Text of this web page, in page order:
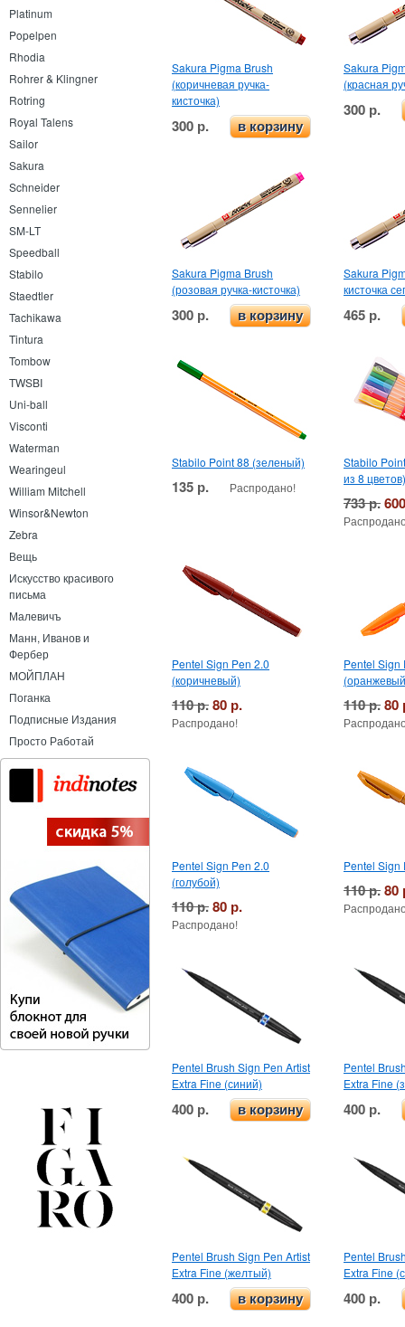
Platinum
Popelpen
Rhodia
Rohrer & Klingner
Rotring
Royal Talens
Sailor
Sakura
Schneider
Sennelier
SM-LT
Speedball
Stabilo
Staedtler
Tachikawa
Tintura
Tombow
TWSBI
Uni-ball
Visconti
Waterman
Wearingeul
William Mitchell
Winsor&Newton
Zebra
Вещь
Искусство красивого
письма
Малевичъ
Манн, Иванов и
Фербер
МОЙПЛАН
Поганка
Подписные Издания
Просто Работай
Sakura Pigma Brush
(коричневая ручка-
кисточка)
300 р. в корзину
Sakura
(красная
300 р.
Sakura Pigma Brush
(розовая ручка-кисточка)
300 р. в корзину
Sakura
кисточка
465 р.
Stabilo Point 88 (зеленый)
135 р. Распродано!
Stabilo
из 8 цветов)
733 р.
Pentel Sign Pen 2.0
(коричневый)
110 р.80 р.
Распродано!
Pentel Sign
110 р.80
Pentel Sign Pen 2.0
(голубой)
110 р.80 р.
Распродано!
Pentel Sign
110 р.80
Pentel Brush Sign Pen Artist
Extra Fine (синий)
400 р. в корзину
Pentel
Extra Fine
400 р.
Pentel Brush Sign Pen Artist
Extra Fine (желтый)
400 р. в корзину
Pentel
Extra Fine
400 р.